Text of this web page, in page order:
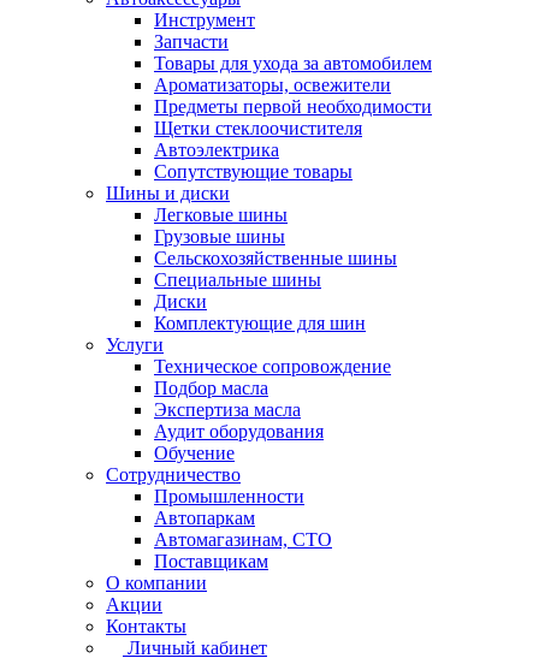
Инструмент
Запчасти
Товары для ухода за автомобилем
Ароматизаторы, освежители
Предметы первой необходимости
Щетки стеклоочистителя
Автоэлектрика
Сопутствующие товары
Шины и диски
Легковые шины
Грузовые шины
Сельскохозяйственные шины
Специальные шины
Диски
Комплектующие для шин
Услуги
Техническое сопровождение
Подбор масла
Экспертиза масла
Аудит оборудования
Обучение
Сотрудничество
Промышленности
Автопаркам
Автомагазинам, СТО
Поставщикам
О компании
Акции
Контакты
Личный кабинет